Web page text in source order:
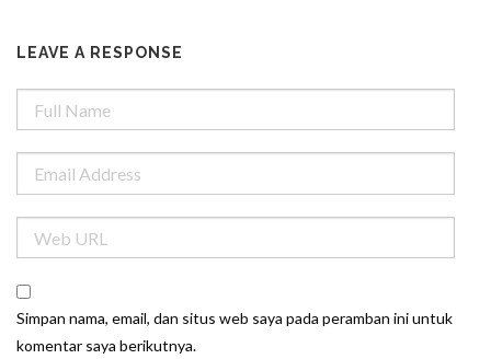
LEAVE A RESPONSE
Simpan nama, email, dan situs web saya pada peramban ini untuk
komentar saya berikutnya.